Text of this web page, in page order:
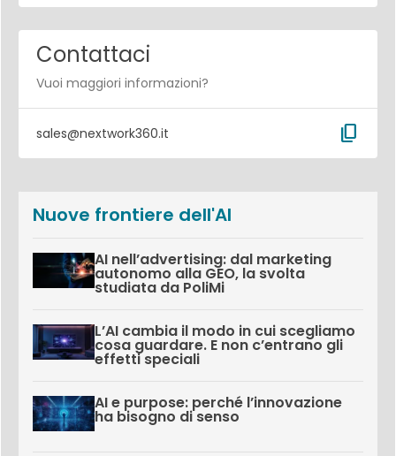
Contattaci
Vuoi maggiori informazioni?
sales@nextwork360.it content_copy
Nuove frontiere dell'AI
AI nell’advertising: dal marketing
autonomo alla GEO, la svolta
studiata da PoliMi
L’AI cambia il modo in cui scegliamo
cosa guardare. E non c’entrano gli
effetti speciali
AI e purpose: perché l’innovazione
ha bisogno di senso